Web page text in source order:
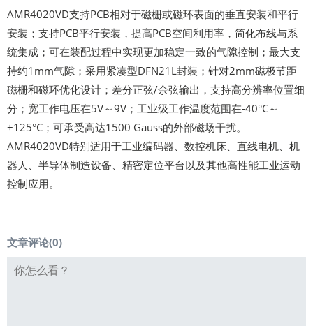
AMR4020VD支持PCB相对于磁栅或磁环表面的垂直安装和平行
安装；支持PCB平行安装，提高PCB空间利用率，简化布线与系
统集成；可在装配过程中实现更加稳定一致的气隙控制；最大支
持约1mm气隙；采用紧凑型DFN21L封装；针对2mm磁极节距
磁栅和磁环优化设计；差分正弦/余弦输出，支持高分辨率位置细
分；宽工作电压在5V～9V；工业级工作温度范围在-40°C～
+125°C；可承受高达1500 Gauss的外部磁场干扰。
AMR4020VD特别适用于工业编码器、数控机床、直线电机、机
器人、半导体制造设备、精密定位平台以及其他高性能工业运动
控制应用。
文章评论(0)